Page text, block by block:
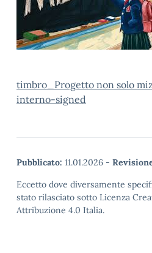
timbro_Progetto non solo
interno-signed
Pubblicato: 11.01.2026 -
Eccetto dove diversamente
stato rilasciato sotto Licenza
Attribuzione 4.0 Italia.